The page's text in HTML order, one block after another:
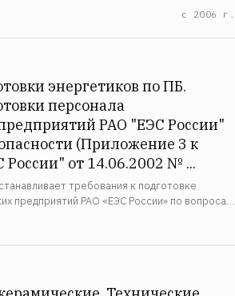
Российской Федерации. Положение
государств…
с 2006 г.
энергетиков по ПБ.
персонала
РАО "ЕЭС России"
(Приложение 3 к
от 14.06.2002 № ...
требования к подготовке
предприятий РАО «ЕЭС России» по вопросам
разработана в соответствии с